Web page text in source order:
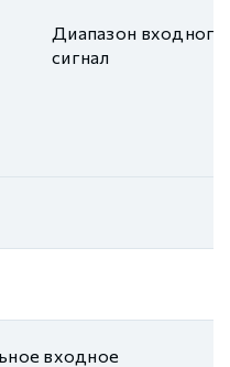
Диапазон входного
сигнал
входное